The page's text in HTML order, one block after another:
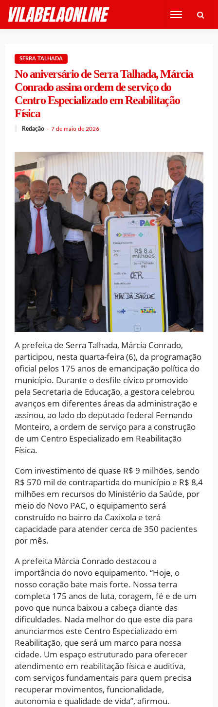
SERRA TALHADA
No aniversário de Serra Talhada, Márcia
Conrado assina ordem de serviço do
Centro Especializado em Reabilitação
Física
Redação 7 de maio de 2026
A prefeita de Serra Talhada, Márcia Conrado,
participou, nesta quarta-feira (6), da programação
oficial pelos 175 anos de emancipação política do
município. Durante o desfile cívico promovido
pela Secretaria de Educação, a gestora celebrou
avanços em diferentes áreas da administração e
assinou, ao lado do deputado federal Fernando
Monteiro, a ordem de serviço para a construção
de um Centro Especializado em Reabilitação
Física.
Com investimento de quase R$ 9 milhões, sendo
R$ 570 mil de contrapartida do município e R$ 8,4
milhões em recursos do Ministério da Saúde, por
meio do Novo PAC, o equipamento será
construído no bairro da Caxixola e terá
capacidade para atender cerca de 350 pacientes
por mês.
A prefeita Márcia Conrado destacou a
importância do novo equipamento. “Hoje, o
nosso coração bate mais forte. Nossa terra
completa 175 anos de luta, coragem, fé e de um
povo que nunca baixou a cabeça diante das
dificuldades. Nada melhor do que este dia para
anunciarmos este Centro Especializado em
Reabilitação, que será um marco para nossa
cidade. Um espaço estruturado para oferecer
atendimento em reabilitação física e auditiva,
com serviços fundamentais para quem precisa
recuperar movimentos, funcionalidade,
autonomia e qualidade de vida”, afirmou.